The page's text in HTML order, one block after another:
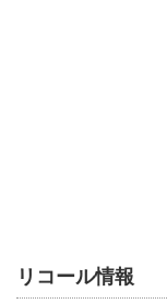
リコール情報